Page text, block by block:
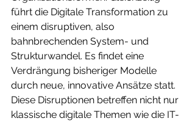
führt die Digitale Transformation zu
einem disruptiven, also
bahnbrechenden System- und
Strukturwandel. Es findet eine
Verdrängung bisheriger Modelle
durch neue, innovative Ansätze statt.
Diese Disruptionen betreffen nicht nur
klassische digitale Themen wie die IT-